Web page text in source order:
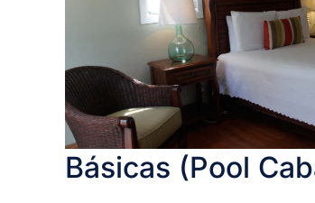
Básicas (Pool